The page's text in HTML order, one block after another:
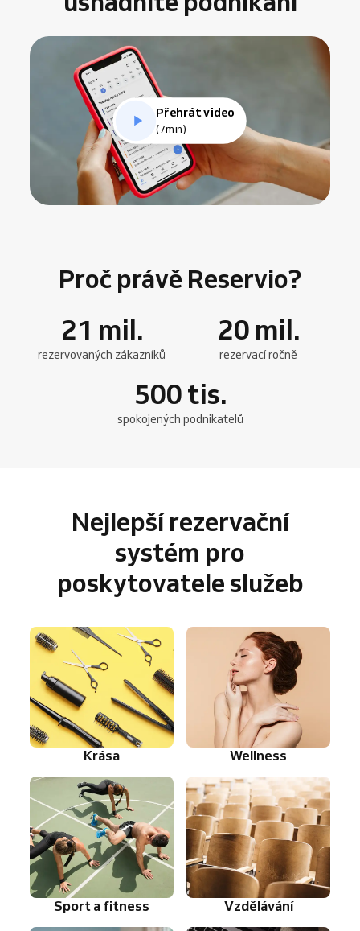
Přehrát video
(7min)
Proč právě Reservio?
21 mil.
rezervovaných zákazníků
20 mil.
rezervací ročně
500tis.
spokojených podnikatelů
Nejlepší rezervační
systém pro
poskytovatele služeb
Krása Wellness
Sport a fitness Vzdělávání